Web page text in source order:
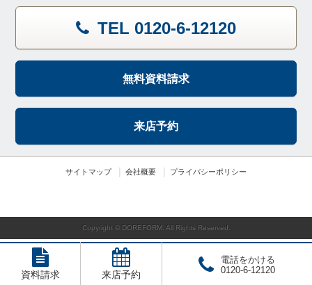
TEL 0120-6-12120
無料資料請求
来店予約
サイトマップ 会社概要 プライバシーポリシー
資料請求 来店予約
電話をかける
0120-6-12120
Copyright © DOREFORM. All Rights Reserved.